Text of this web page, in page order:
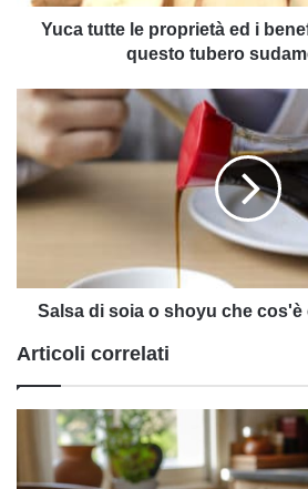
salute
tubero
sudamericano
Yuca tutte le proprietà ed i
questo tubero
Salsa
soia
o
shoyu
che
come
vieneSalsa di soia o shoyu che cos'è
Articoli correlati